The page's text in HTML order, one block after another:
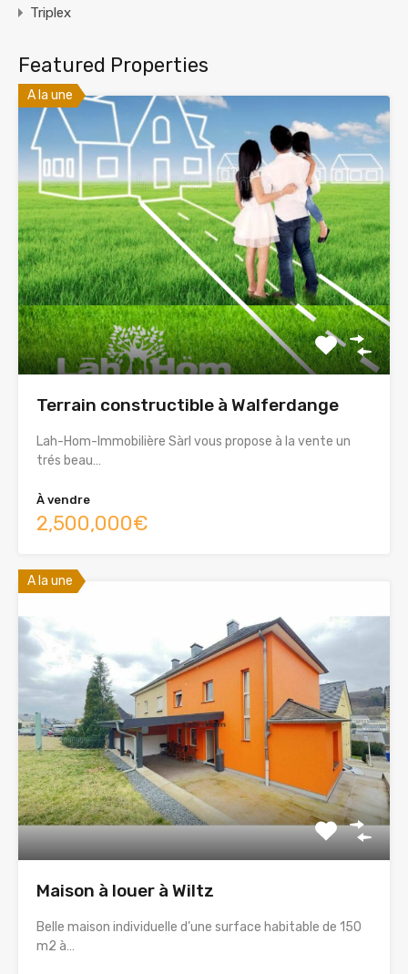
Triplex
Featured Properties
A la une
Terrain constructible à Walferdange
Lah-Hom-Immobilière Sàrl vous propose à la vente un
trés beau…
À vendre
2,500,000€
A la une
Maison à louer à Wiltz
Belle maison individuelle d’une surface habitable de 150
m2 à…